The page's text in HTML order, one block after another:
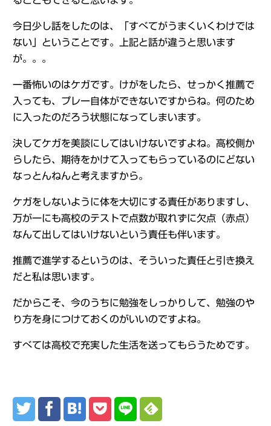
今日少し話をしたのは、「すべてがうまくいくわけでは
ない」ということです。上記と話が違うと思います
が。。。
一番怖いのはケガです。けがをしたら、せっかく推薦で
入っても、プレー自体ができないですからね。何のため
に入ったのだろう状態になってしまいます。
決してケガを美談にしてはいけないですよね。高校側か
らしたら、期待をかけて入ってもらっているのにどない
なっとんねんと考えますから。
ケガをしないように体を大切にする責任がありますし、
万が一にも高校のテストで点数が取れずに欠点（赤点）
なんて出してはいけないという責任も伴います。
推薦で進学するというのは、そういった責任と引き換え
だと私は思います。
だからこそ、今のうちに勉強をしっかりして、勉強のや
り方を身につけておくのがいいのですよね。
すべては高校で充実した生活を送ってもらうためです。